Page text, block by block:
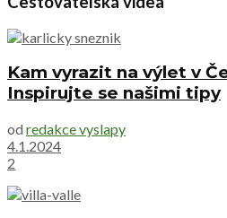
Kam vyrazit na výlet v
Inspirujte se našimi tipy
od redakce vyslapy
4.1.2024
2